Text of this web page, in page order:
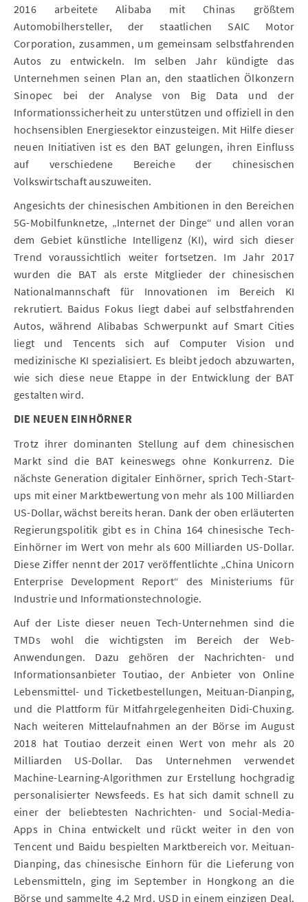
2016 arbeitete Alibaba mit Chinas größtem
Automobilhersteller, der staatlichen SAIC Motor
Corporation, zusammen, um gemeinsam selbstfahrenden
Autos zu entwickeln. Im selben Jahr kündigte das
Unternehmen seinen Plan an, den staatlichen Ölkonzern
Sinopec bei der Analyse von Big Data und der
Informationssicherheit zu unterstützen und offiziell in den
hochsensiblen Energiesektor einzusteigen. Mit Hilfe dieser
neuen Initiativen ist es den BAT gelungen, ihren Einfluss
auf verschiedene Bereiche der chinesischen
Volkswirtschaft auszuweiten.
Angesichts der chinesischen Ambitionen in den Bereichen
5G-Mobilfunknetze, „Internet der Dinge“ und allen voran
dem Gebiet künstliche Intelligenz (KI), wird sich dieser
Trend voraussichtlich weiter fortsetzen. Im Jahr 2017
wurden die BAT als erste Mitglieder der chinesischen
Nationalmannschaft für Innovationen im Bereich KI
rekrutiert. Baidus Fokus liegt dabei auf selbstfahrenden
Autos, während Alibabas Schwerpunkt auf Smart Cities
liegt und Tencents sich auf Computer Vision und
medizinische KI spezialisiert. Es bleibt jedoch abzuwarten,
wie sich diese neue Etappe in der Entwicklung der BAT
gestalten wird.
DIE NEUEN EINHÖRNER
Trotz ihrer dominanten Stellung auf dem chinesischen
Markt sind die BAT keineswegs ohne Konkurrenz. Die
nächste Generation digitaler Einhörner, sprich Tech-Start-
ups mit einer Marktbewertung von mehr als 100 Milliarden
US-Dollar, wächst bereits heran. Dank der oben erläuterten
Regierungspolitik gibt es in China 164 chinesische Tech-
Einhörner im Wert von mehr als 600 Milliarden US-Dollar.
Diese Ziffer nennt der 2017 veröffentlichte „China Unicorn
Enterprise Development Report“ des Ministeriums für
Industrie und Informationstechnologie.
Auf der Liste dieser neuen Tech-Unternehmen sind die
TMDs wohl die wichtigsten im Bereich der Web-
Anwendungen. Dazu gehören der Nachrichten- und
Informationsanbieter Toutiao, der Anbieter von Online
Lebensmittel- und Ticketbestellungen, Meituan-Dianping,
und die Plattform für Mitfahrgelegenheiten Didi-Chuxing.
Nach weiteren Mittelaufnahmen an der Börse im August
2018 hat Toutiao derzeit einen Wert von mehr als 20
Milliarden US-Dollar. Das Unternehmen verwendet
Machine-Learning-Algorithmen zur Erstellung hochgradig
personalisierter Newsfeeds. Es hat sich damit schnell zu
einer der beliebtesten Nachrichten- und Social-Media-
Apps in China entwickelt und rückt weiter in den von
Tencent und Baidu bespielten Marktbereich vor. Meituan-
Dianping, das chinesische Einhorn für die Lieferung von
Lebensmitteln, ging im September in Hongkong an die
Börse und sammelte 4,2 Mrd. USD in einem einzigen Deal.